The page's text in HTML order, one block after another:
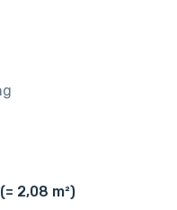
2,08 m²)